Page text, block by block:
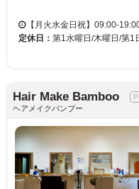
【月火水金日祝】09:00-
定休日： 第1水曜日/木曜日/第1
Hair Make Bamboo
ヘアメイクバンブー